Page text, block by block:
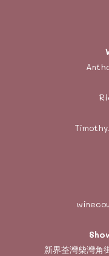
新界荃灣柴灣角